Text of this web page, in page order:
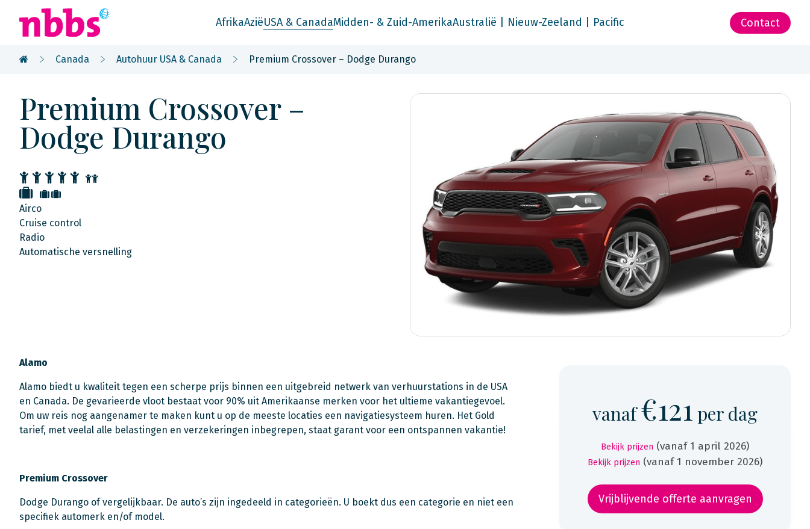
AfrikaAziëUSA & CanadaMidden- & Zuid-AmerikaAustralië | Nieuw-Zeeland | Pacific Contact
Canada Autohuur USA & Canada Premium Crossover – Dodge Durango
Premium Crossover –
Dodge Durango
Airco
Cruise control
Radio
Automatische versnelling
Alamo
Alamo biedt u kwaliteit tegen een scherpe prijs binnen een uitgebreid netwerk van verhuurstations in de USA
en Canada. De gevarieerde vloot bestaat voor 90% uit Amerikaanse merken voor het ultieme vakantiegevoel.
Om uw reis nog aangenamer te maken kunt u op de meeste locaties een navigatiesysteem huren. Het Gold
tarief, met veelal alle belastingen en verzekeringen inbegrepen, staat garant voor een ontspannen vakantie!
Premium Crossover
Dodge Durango of vergelijkbaar. De auto’s zijn ingedeeld in categorieën. U boekt dus een categorie en niet een
specifiek automerk en/of model.
vanaf€121 per dag
Bekijk prijzen (vanaf 1 april 2026)
Bekijk prijzen (vanaf 1 november 2026)
Vrijblijvende offerte aanvragen